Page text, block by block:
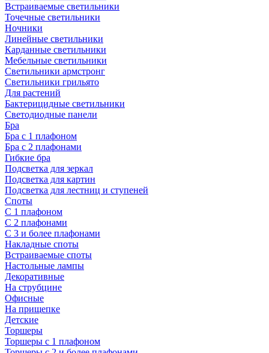
Встраиваемые светильники
Точечные светильники
Ночники
Линейные светильники
Карданные светильники
Мебельные светильники
Светильники армстронг
Светильники грильято
Для растений
Бактерицидные светильники
Светодиодные панели
Бра
Бра с 1 плафоном
Бра с 2 плафонами
Гибкие бра
Подсветка для зеркал
Подсветка для картин
Подсветка для лестниц и ступеней
Споты
С 1 плафоном
С 2 плафонами
С 3 и более плафонами
Накладные споты
Встраиваемые споты
Настольные лампы
Декоративные
На струбцине
Офисные
На прищепке
Детские
Торшеры
Торшеры с 1 плафоном